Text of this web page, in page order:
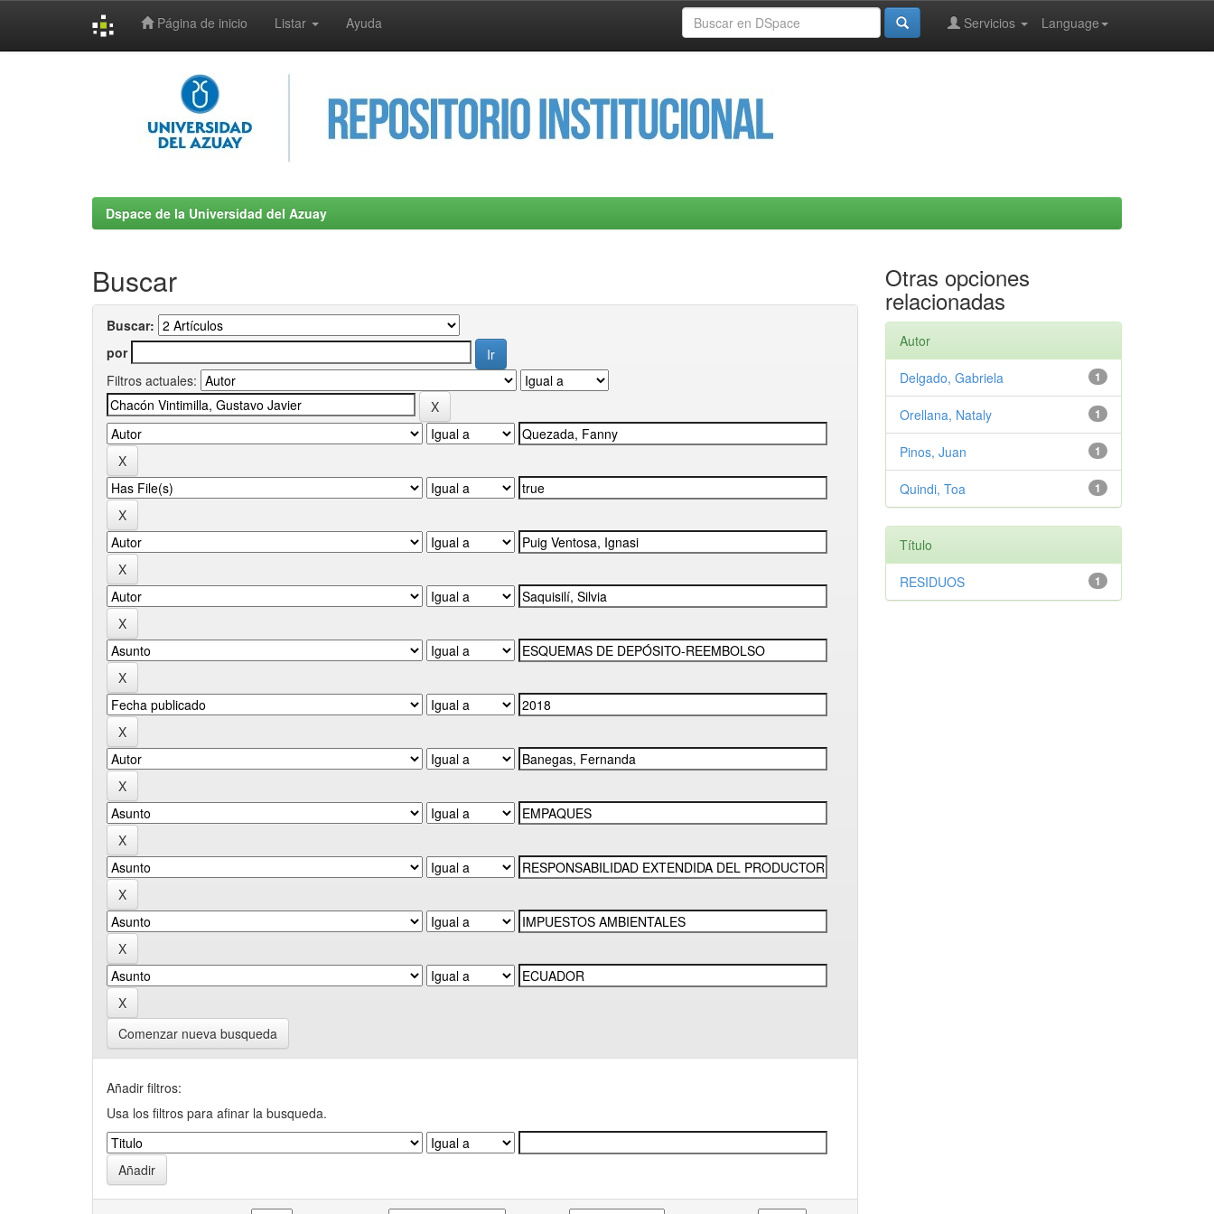
Página de inicio Listar Ayuda Language
Servicios
Dspace de la Universidad del Azuay
Buscar
Buscar:
por
Filtros actuales:
Comenzar nueva busqueda
Añadir filtros:
Usa los filtros para afinar la busqueda.
Otras opciones
relacionadas
Autor
1
Delgado, Gabriela
1
Orellana, Nataly
1
Pinos, Juan
1
Quindi, Toa
Título
1
RESIDUOS